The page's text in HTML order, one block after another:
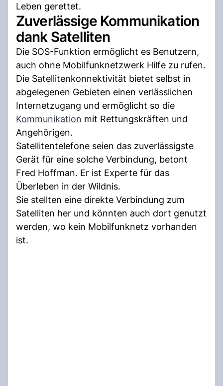
Leben gerettet.
Zuverlässige Kommunikation
dank Satelliten
Die SOS-Funktion ermöglicht es Benutzern,
auch ohne Mobilfunknetzwerk Hilfe zu rufen.
Die Satellitenkonnektivität bietet selbst in
abgelegenen Gebieten einen verlässlichen
Internetzugang und ermöglicht so die
Kommunikation mit Rettungskräften und
Angehörigen.
Satellitentelefone seien das zuverlässigste
Gerät für eine solche Verbindung, betont
Fred Hoffman. Er ist Experte für das
Überleben in der Wildnis.
Sie stellten eine direkte Verbindung zum
Satelliten her und könnten auch dort genutzt
werden, wo kein Mobilfunknetz vorhanden
ist.